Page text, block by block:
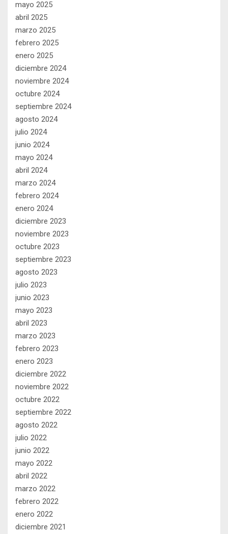
mayo 2025
abril 2025
marzo 2025
febrero 2025
enero 2025
diciembre 2024
noviembre 2024
octubre 2024
septiembre 2024
agosto 2024
julio 2024
junio 2024
mayo 2024
abril 2024
marzo 2024
febrero 2024
enero 2024
diciembre 2023
noviembre 2023
octubre 2023
septiembre 2023
agosto 2023
julio 2023
junio 2023
mayo 2023
abril 2023
marzo 2023
febrero 2023
enero 2023
diciembre 2022
noviembre 2022
octubre 2022
septiembre 2022
agosto 2022
julio 2022
junio 2022
mayo 2022
abril 2022
marzo 2022
febrero 2022
enero 2022
diciembre 2021